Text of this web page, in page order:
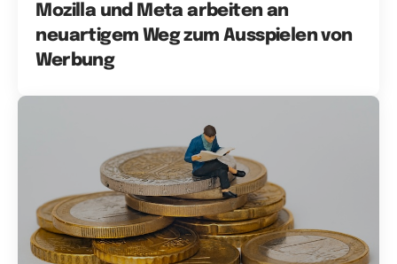
Mozilla und Meta arbeiten an
neuartigem Weg zum Ausspielen von
Werbung